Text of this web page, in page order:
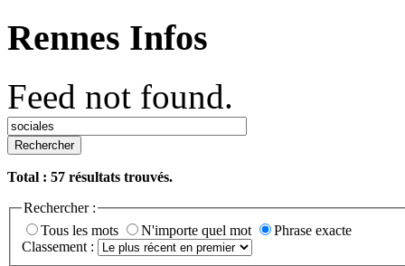
Rennes Infos
Feed not found.
Rechercher
Total : 57 résultats trouvés.
Rechercher :
Tous les mots
N'importe quel mot
Phrase exacte
Classement :